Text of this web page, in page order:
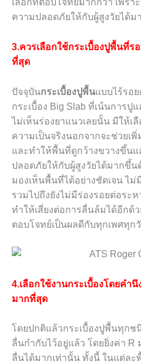
เลือกที่ตอบโจทย์มากกว่า เพรา
ความปลอดภัยให้กับผู้สูงวัยได้ม
3.ควรเลือกใช้กระเบื้องปูพื้นที่ร
ที่สุด
ปัจจุบันกระเบื้องปูพื้นแบบไร้รอย
กระเบื้อง Big Slab ที่เน้นการปู
ไม่เห็นร่องยาแนวเลยนั้น มีให้เ
ความเป็นจริงนอกจากจะช่วยเ
และทำให้พื้นที่ดูกว้างขวางขึ้นแ
ปลอดภัยให้กับผู้สูงวัยได้มากขึ้น
มองเห็นพื้นที่ได้อย่างชัดเจน ไม่
รวมไปถึงยังไม่มีร่องรอยต่อระ
ทำให้เสี่ยงต่อการลื่นล้มได้อีกด้ว
ตอบโจทย์เป็นผลดีกับทุกเพศทุก
4.เลือกใช้งานกระเบื้องโดยคำ
มากที่สุด
โดยปกติแล้วกระเบื้องปูพื้นทุก
ลื่นกำกับไว้อยู่แล้ว โดยยิ่งค่า R
ลื่นได้มากเท่านั้น ทั้งนี้ ในแต่ละ